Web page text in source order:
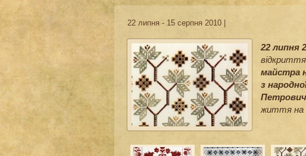
22 липня - 15 серпня 2010 |
22 липня
майстра
з
життя на